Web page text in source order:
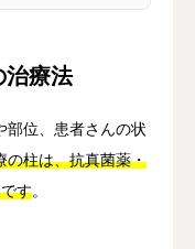
治療法
部位、患者さんの状
の柱は、抗真菌薬・
す。